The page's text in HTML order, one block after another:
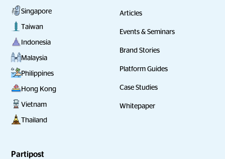
Singapore
Taiwan
Indonesia
Malaysia
Philippines
Hong Kong
Vietnam
Thailand
Articles
Events & Seminars
Brand Stories
Platform Guides
Case Studies
Whitepaper
Partipost